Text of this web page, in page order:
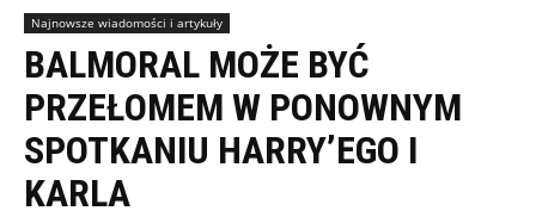
Najnowsze wiadomości i artykuły
BALMORAL MOŻE BYĆ
PRZEŁOMEM W PONOWNYM
SPOTKANIU HARRY’EGO I
KARLA